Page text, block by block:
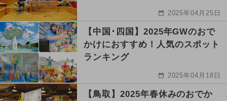
2025年04月25日
【中国･四国】2025年GWのおで
かけにおすすめ！人気のスポット
ランキング
2025年04月18日
【鳥取】2025年春休みのおでか